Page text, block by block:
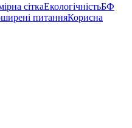
сіткаЕкологічністьБФ
питанняКорисна